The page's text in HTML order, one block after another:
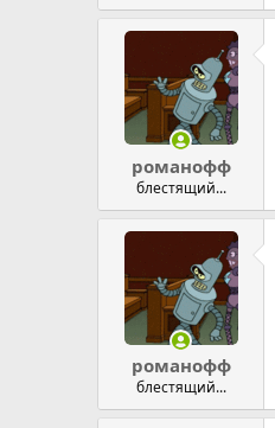
романофф
блестящий...
романофф
блестящий...